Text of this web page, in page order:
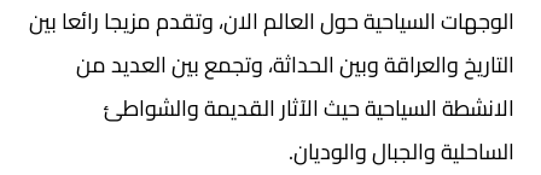
الوجهات السياحية حول العالم الان، وتقدم مزيجا رائعا بين
التاريخ والعراقة وبين الحداثة، وتجمع بين العديد من
الانشطة السياحية حيث الآثار القديمة والشواطئ
الساحلية والجبال والوديان.